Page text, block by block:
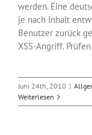
werden. Eine
je nach Inhalt
Benutzer zurück
XSS-Angriff.
Juni 24th, 2010 |
Weiterlesen